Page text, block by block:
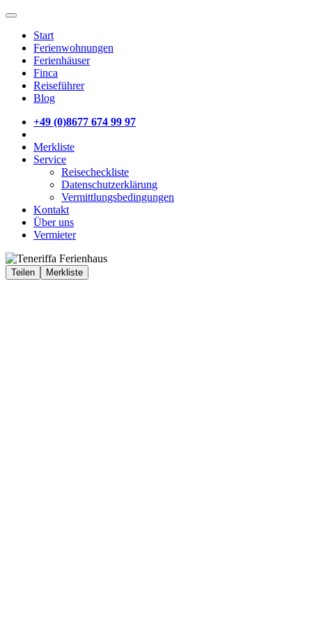
Start
Ferienwohnungen
Ferienhäuser
Finca
Reiseführer
Blog
+49 (0)8677 674 99 97
Merkliste
Service
Reisecheckliste
Datenschutzerklärung
Vermittlungsbedingungen
Kontakt
Über uns
Vermieter
Teilen Merkliste